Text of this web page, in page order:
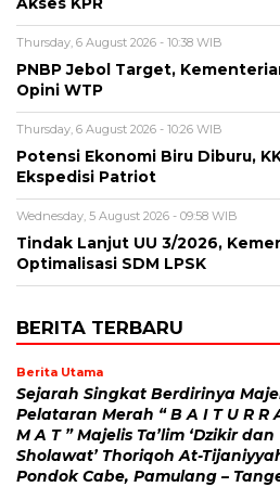
Thursday, 6 August 2026 - 10:38 WIB
PNBP Jebol Target,
Opini WTP
Thursday, 6 August 2026 - 10:26 WIB
Potensi Ekonomi Biru Diburu,
Ekspedisi Patriot
Wednesday, 5 August 2026 - 09:58 WIB
Tindak Lanjut UU 3/2026,
Optimalisasi SDM LPSK
BERITA TERBARU
Berita Utama
Sejarah Singkat Berdirinya
Pelataran Merah “ B A I T U R R
M A T ” Majelis Ta’lim ‘Dzikir dan
Sholawat’ Thoriqoh At-
Pondok Cabe, Pamulang –